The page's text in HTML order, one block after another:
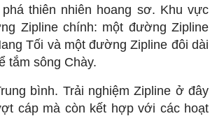
thiên nhiên hoang sơ. Khu vực
Zipline chính: một đường Zipline
Tối và một đường Zipline đôi dài
tắm sông Chày.
bình. Trải nghiệm Zipline ở đây
cáp mà còn kết hợp với các hoạt